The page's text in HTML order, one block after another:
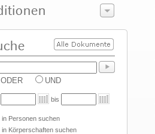
ODER UND
bis
in Personen suchen
in Körperschaften suchen